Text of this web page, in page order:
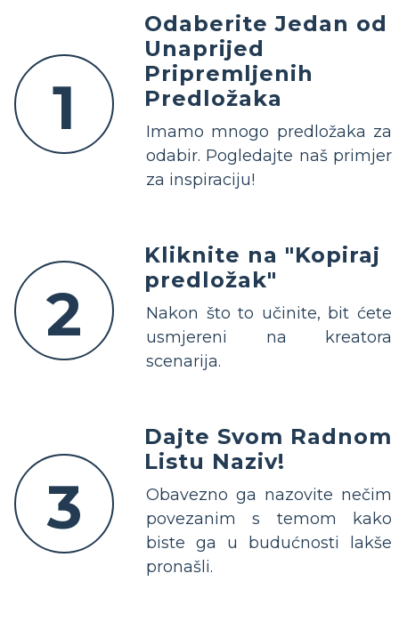
1
Odaberite Jedan od
Unaprijed
Pripremljenih
Predložaka
Imamo mnogo predložaka za
odabir. Pogledajte naš primjer
za inspiraciju!
2
Kliknite na "Kopiraj
predložak"
Nakon što to učinite, bit ćete
usmjereni na kreatora
scenarija.
3
Dajte Svom Radnom
Listu Naziv!
Obavezno ga nazovite nečim
povezanim s temom kako
biste ga u budućnosti lakše
pronašli.